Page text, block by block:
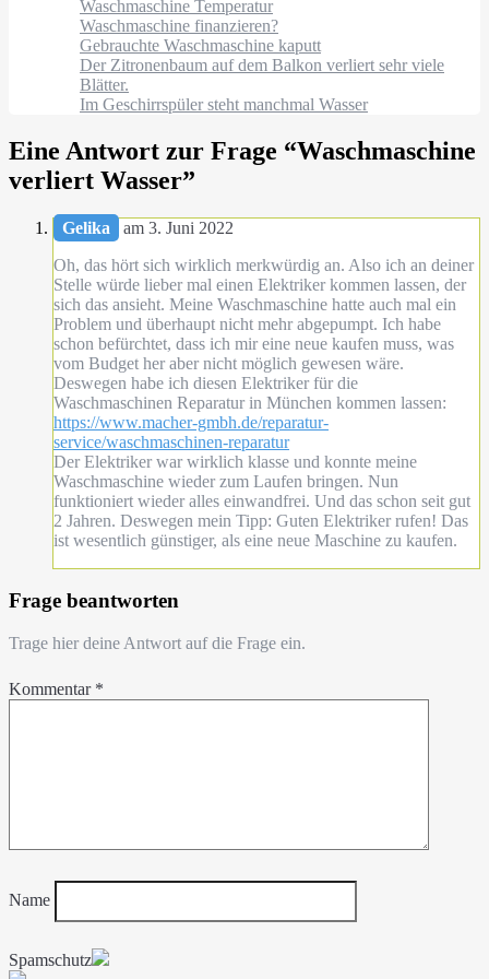
Waschmaschine Temperatur
Waschmaschine finanzieren?
Gebrauchte Waschmaschine kaputt
Der Zitronenbaum auf dem Balkon verliert sehr viele
Blätter.
Im Geschirrspüler steht manchmal Wasser
Eine Antwort zur Frage “Waschmaschine
verliert Wasser”
Gelika
am 3. Juni 2022
Oh, das hört sich wirklich merkwürdig an. Also ich an deiner
Stelle würde lieber mal einen Elektriker kommen lassen, der
sich das ansieht. Meine Waschmaschine hatte auch mal ein
Problem und überhaupt nicht mehr abgepumpt. Ich habe
schon befürchtet, dass ich mir eine neue kaufen muss, was
vom Budget her aber nicht möglich gewesen wäre.
Deswegen habe ich diesen Elektriker für die
Waschmaschinen Reparatur in München kommen lassen:
https://www.macher-gmbh.de/reparatur-
service/waschmaschinen-reparatur
Der Elektriker war wirklich klasse und konnte meine
Waschmaschine wieder zum Laufen bringen. Nun
funktioniert wieder alles einwandfrei. Und das schon seit gut
2 Jahren. Deswegen mein Tipp: Guten Elektriker rufen! Das
ist wesentlich günstiger, als eine neue Maschine zu kaufen.
Frage beantworten
Trage hier deine Antwort auf die Frage ein.
Kommentar *
Name
Spamschutz